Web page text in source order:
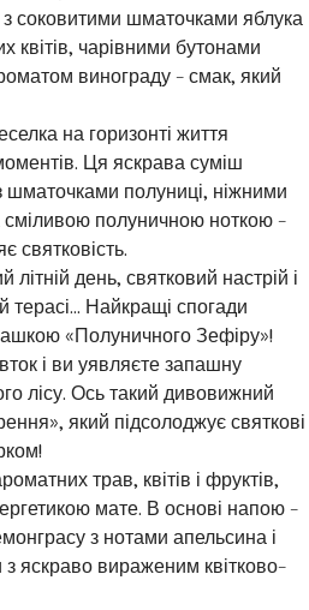
соковитими шматочками яблука
квітів, чарівними бутонами
винограду - смак, який
на горизонті життя
Ця яскрава суміш
шматочками полуниці, ніжними
сміливою полуничною ноткою -
святковість.
день, святковий настрій і
терасі... Найкращі спогади
«Полуничного Зефіру»!
і ви уявляєте запашну
лісу. Ось такий дивовижний
який підсолоджує святкові
трав, квітів і фруктів,
мате. В основі напою -
з нотами апельсина і
яскраво вираженим квітково-